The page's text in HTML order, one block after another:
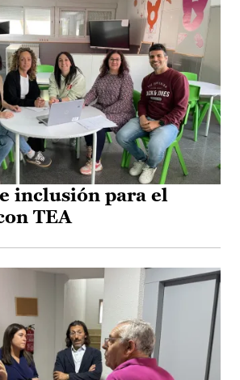
inclusión para el
TEA